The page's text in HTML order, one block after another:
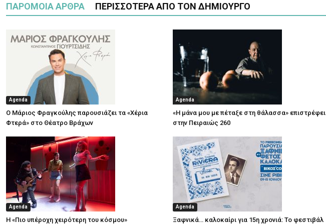
ΠΑΡΟΜΟΙΑ ΑΡΘΡΑ ΠΕΡΙΣΣΟΤΕΡΑ ΑΠΟ ΤΟΝ ΔΗΜΙΟΥΡΓΟ
Agenda
Ο Μάριος Φραγκούλης παρουσιάζει τα «Χέρια
Φτερά» στο Θέατρο Βράχων
Agenda
«Η μάνα μου με πέταξε στη θάλασσα» επιστρέφει
στην Πειραιώς 260
Agenda
Η «Πιο υπέροχη χειρότερη του κόσμου»
Agenda
Ξαφνικά… καλοκαίρι για 15η χρονιά: Το φεστιβάλ